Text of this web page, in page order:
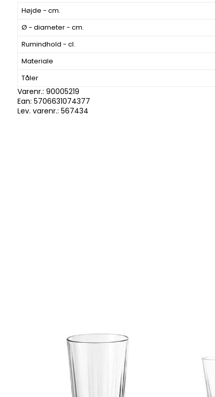
Højde - cm.
Ø - diameter - cm.
Rumindhold - cl.
Materiale
Tåler
Varenr.: 90005219
Ean: 5706631074377
Lev. varenr.: 567434